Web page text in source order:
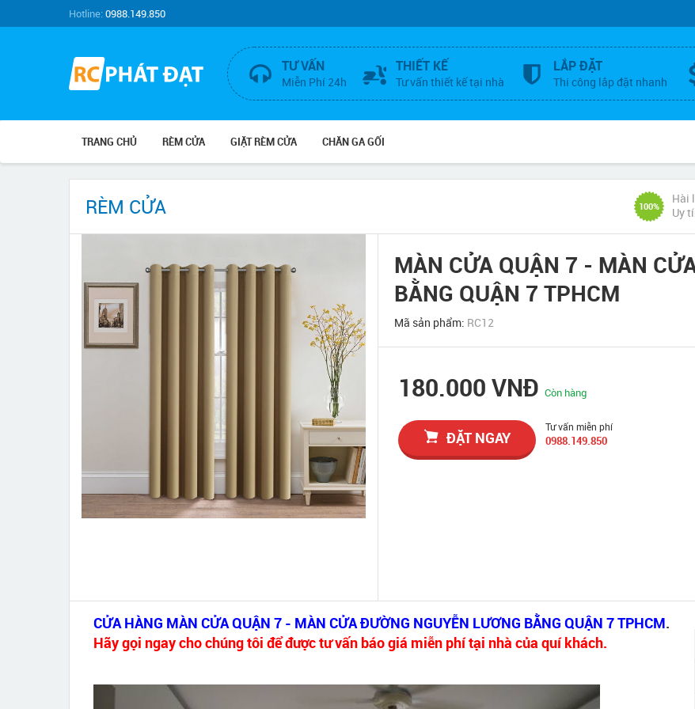
Hotline:0988.149.850
TƯ VẤN
Miễn Phí 24h
THIẾT KẾ
Tư vấn thiết kế tại nhà
LẮP ĐẶT
Thi công lắp đặt nhanh
TRANG CHỦ RÈM CỬA GIẶT RÈM CỬA CHĂN GA GỐI
RÈM CỬA 100%
Hài
Uy
MÀN CỬA QUẬN 7 - MÀN
BẰNG QUẬN 7 TPHCM
Mã sản phẩm: RC12
180.000 VNĐCòn hàng
ĐẶT NGAY
Tư vấn miễn phí
0988.149.850
CỬA HÀNG MÀN CỬA QUẬN 7 - MÀN CỬA ĐƯỜNG NGUYỄN LƯƠNG BẰNG QUẬN 7 TPHCM.
Hãy gọi ngay cho chúng tôi để được tư vấn báo giá miễn phí tại nhà của quí khách.